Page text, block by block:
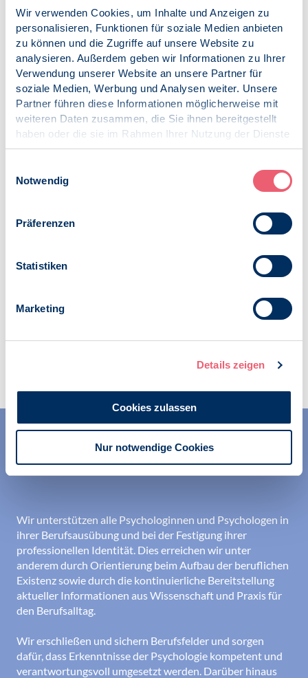
Wir verwenden Cookies, um Inhalte und Anzeigen zu
personalisieren, Funktionen für soziale Medien anbieten
zu können und die Zugriffe auf unsere Website zu
analysieren. Außerdem geben wir Informationen zu Ihrer
Verwendung unserer Website an unsere Partner für
soziale Medien, Werbung und Analysen weiter. Unsere
Partner führen diese Informationen möglicherweise mit
weiteren Daten zusammen, die Sie ihnen bereitgestellt
haben oder die sie im Rahmen Ihrer Nutzung der Dienste
gesammelt haben.
Notwendig
Präferenzen
Statistiken
Marketing
Details zeigen
Cookies zulassen
Nur notwendige Cookies
das Kuratorium, die Masterarbeit von Katharina Bereswill
aus den zahlreichen, äußerst interessanten und qualitativ
hochwertigen Bewerbungen auszuwählen.“
Der Nachwuchspreis für Angewandte Psychologie
Die Studienstiftung des Berufsverbandes Deutscher
Psychologinnen und Psychologen lobte in diesem Jahr
zum ersten Mal den mit 2.000 Euro dotierten
Nachwuchspreis aus – bewerben konnten sich Master-
Ausschreibung dazu wird im ersten Quartal veröffentlicht.
17.12.2019
News
Wir unterstützen alle Psychologinnen und Psychologen in
ihrer Berufsausübung und bei der Festigung ihrer
professionellen Identität. Dies erreichen wir unter
anderem durch Orientierung beim Aufbau der beruflichen
Existenz sowie durch die kontinuierliche Bereitstellung
aktueller Informationen aus Wissenschaft und Praxis für
den Berufsalltag.
Wir erschließen und sichern Berufsfelder und sorgen
dafür, dass Erkenntnisse der Psychologie kompetent und
verantwortungsvoll umgesetzt werden. Darüber hinaus